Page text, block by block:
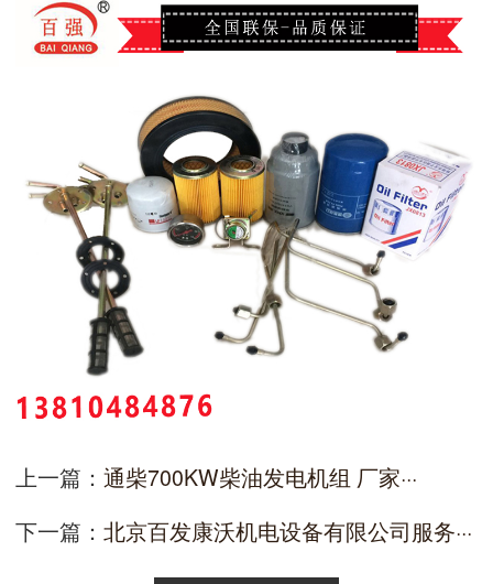
上一篇： 通柴700KW柴油发电机组 厂家···
下一篇： 北京百发康沃机电设备有限公司服务···